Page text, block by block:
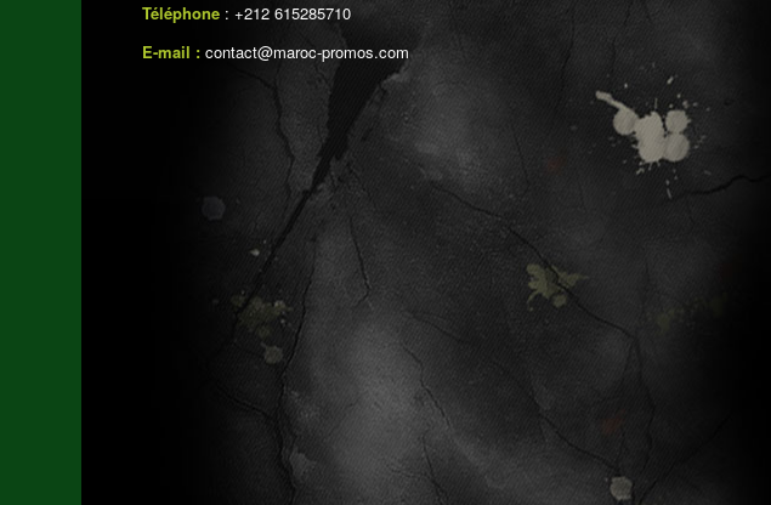
Téléphone : +212 615285710
E-mail : contact@maroc-promos.com